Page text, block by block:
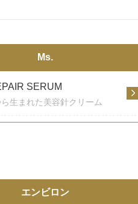
Ms.
SERUM
生まれた美容針クリーム
エンビロン